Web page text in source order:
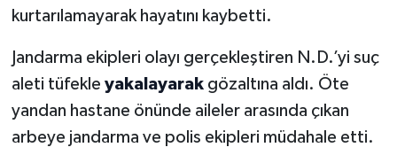
kurtarılamayarak hayatını kaybetti.
Jandarma ekipleri olayı gerçekleştiren N.D.’yi suç
aleti tüfekle yakalayarakgözaltına aldı. Öte
yandan hastane önünde aileler arasında çıkan
arbeye jandarma ve polis ekipleri müdahale etti.